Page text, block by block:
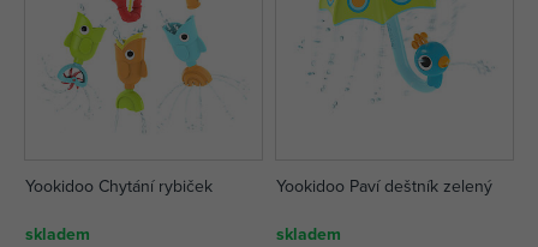
Yookidoo Chytání rybiček
skladem
Yookidoo Paví deštník zelený
skladem